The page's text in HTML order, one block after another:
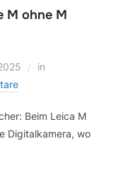
M ohne M
in
Beim Leica M
Digitalkamera, wo